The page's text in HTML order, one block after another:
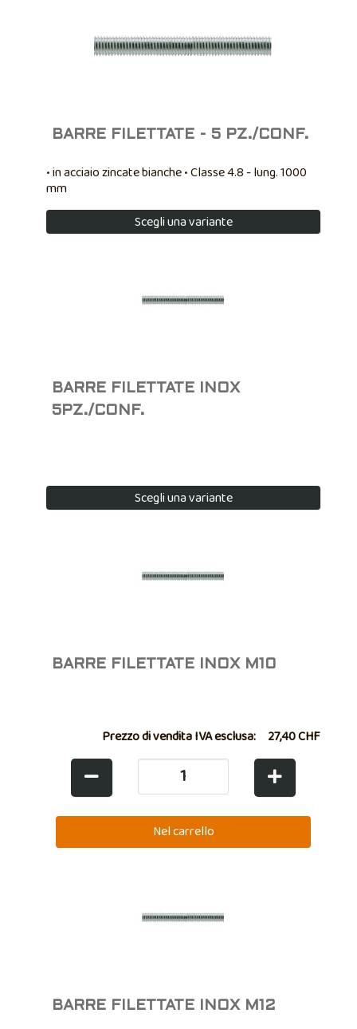
BARRE FILETTATE - 5 PZ./CONF.
• in acciaio zincate bianche • Classe 4.8 - lung. 1000
mm
Scegli una variante
BARRE FILETTATE INOX
5PZ./CONF.
Scegli una variante
BARRE FILETTATE INOX M10
Prezzo di vendita IVA esclusa: 27,40 CHF
BARRE FILETTATE INOX M12